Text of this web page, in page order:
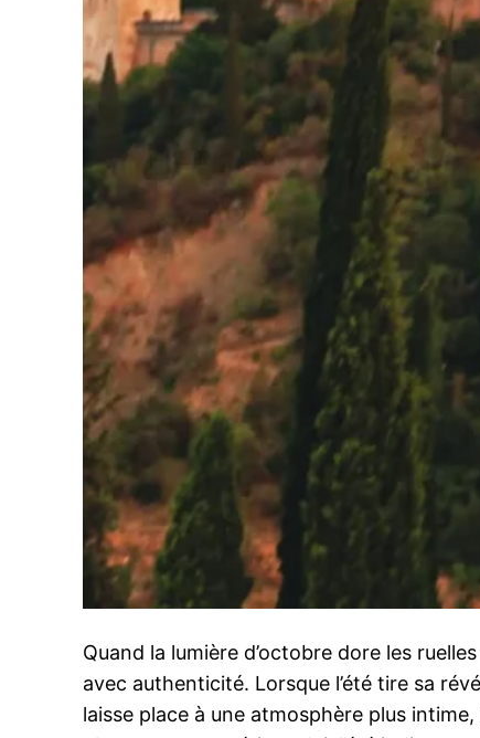
Quand la lumière d’octobre dore les
avec authenticité. Lorsque l’été tire sa
laisse place à une atmosphère plus intime,